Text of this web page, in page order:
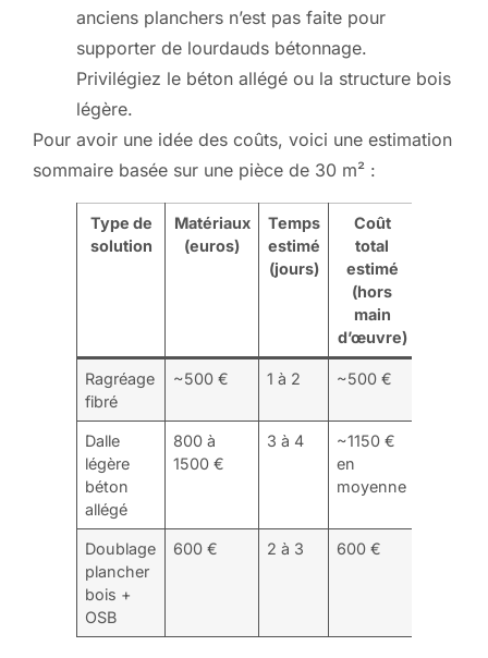
anciens planchers n’est pas faite pour
supporter de lourdauds bétonnage.
Privilégiez le béton allégé ou la structure bois
légère.
Pour avoir une idée des coûts, voici une estimation
sommaire basée sur une pièce de 30 m² :
Type de
solution
Matériaux
(euros)
Temps
estimé
(jours)
Coût
total
estimé
(hors
main
d’œuvre)
Ragréage
fibré
~500 € 1 à 2 ~500 €
Dalle
légère
béton
allégé
800 à
1500 €
3 à 4
~1150 €
en
moyenne
Doublage
plancher
bois +
OSB
600 € 2 à 3 600 €